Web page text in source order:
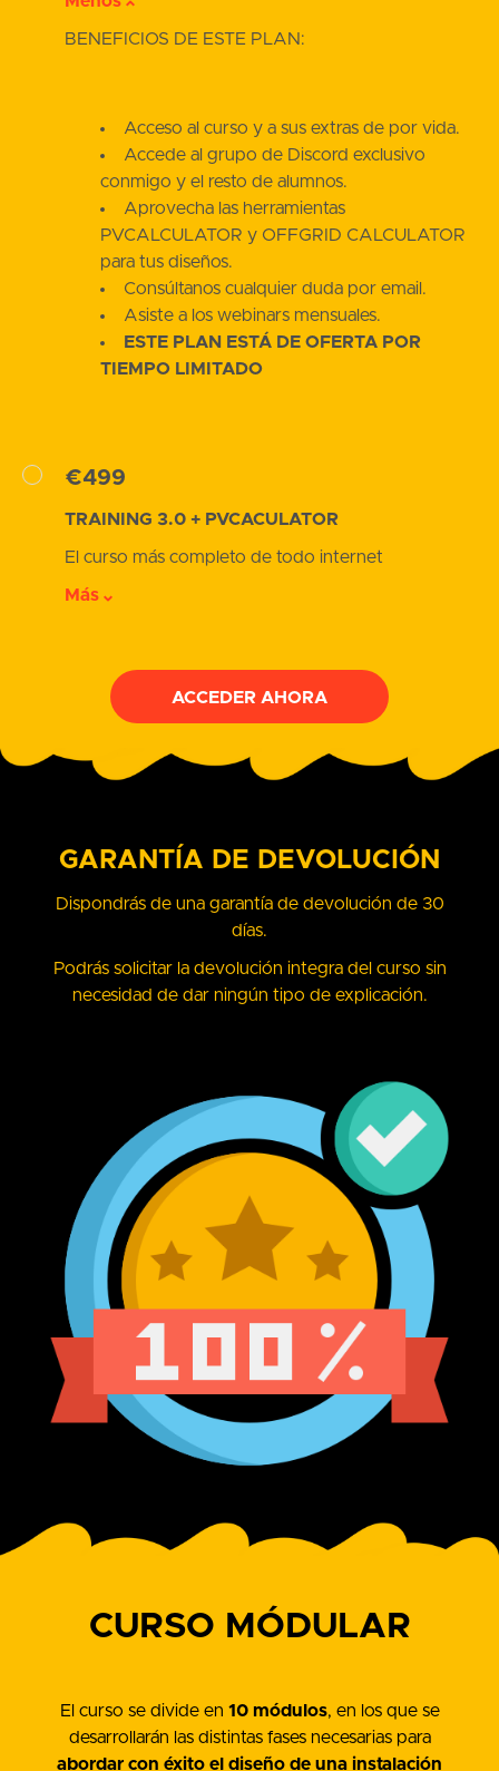
BENEFICIOS DE ESTE PLAN:
Acceso al curso y a sus extras de por vida.
Accede al grupo de Discord exclusivo
conmigo y el resto de alumnos.
Aprovecha las herramientas
PVCALCULATOR y OFFGRID CALCULATOR
para tus diseños.
Consúltanos cualquier duda por email.
Asiste a los webinars mensuales.
ESTE PLAN ESTÁ DE OFERTA POR
TIEMPO LIMITADO
€499
TRAINING 3.0 + PVCACULATOR
El curso más completo de todo internet
Más
ACCEDER AHORA
GARANTÍA DE DEVOLUCIÓN
Dispondrás de una garantía de devolución de 30
días.
Podrás solicitar la devolución integra del curso sin
necesidad de dar ningún tipo de explicación.
CURSO MÓDULAR
El curso se divide en 10 módulos, en los que se
desarrollarán las distintas fases necesarias para
abordar con éxito el diseño de una instalación